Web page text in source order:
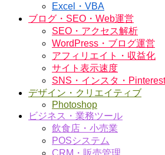
Excel・VBA
ブログ・SEO・Web運営
SEO・アクセス解析
WordPress・ブログ運営
アフィリエイト・収益化
サイト表示速度
SNS・インスタ・Pinterest
デザイン・クリエイティブ
Photoshop
ビジネス・業務ツール
飲食店・小売業
POSシステム
CRM・販売管理